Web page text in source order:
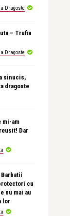
Dragoste
– Trufia
Dragoste
sinucis,
dragoste
mi-am
Dar
Barbatii
cu
nu mai au
lor